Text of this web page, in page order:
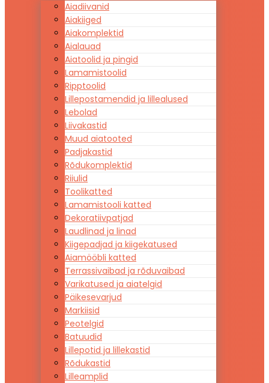
Aiadiivanid
Aiakiiged
Aiakomplektid
Aialauad
Aiatoolid ja pingid
Lamamistoolid
Ripptoolid
Lillepostamendid ja lillealused
Lebolad
Liivakastid
Muud aiatooted
Padjakastid
Rõdukomplektid
Riiulid
Toolikatted
Lamamistooli katted
Dekoratiivpatjad
Laudlinad ja linad
Kiigepadjad ja kiigekatused
Aiamööbli katted
Terrassivaibad ja rõduvaibad
Varikatused ja aiatelgid
Päikesevarjud
Markiisid
Peotelgid
Batuudid
Lillepotid ja lillekastid
Rõdukastid
Lilleamplid